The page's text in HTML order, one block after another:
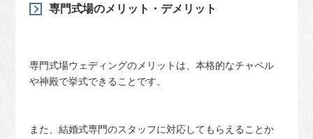
専門式場のメリット・デメリット
専門式場ウェディングのメリットは、本格的なチャペル
や神殿で挙式できることです。
また、結婚式専門のスタッフに対応してもらえることか